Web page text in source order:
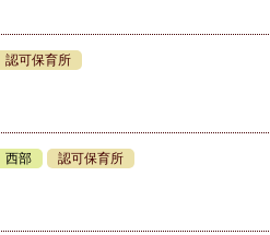
認可保育所
西部 認可保育所